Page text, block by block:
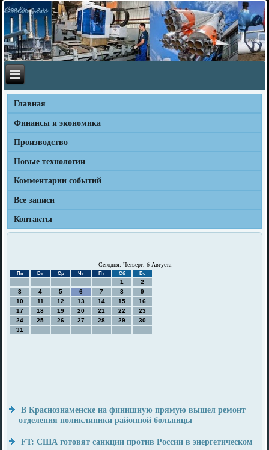
Главная
Финансы и экономика
Производство
Новые технологии
Комментарии событий
Все записи
Контакты
Сегодня: Четверг, 6 Августа
Пн Вт Ср Чт Пт Сб Вс
1
2
3
4 5 6 7 8
9
10
11 12 13 14 15
16
17
18 19 20 21 22
23
24
25 26 27 28 29
30
31
В Краснознаменске на финишную прямую вышел ремонт
отделения поликлиники районной больницы
FT: США готовят санкции против России в энергетическом